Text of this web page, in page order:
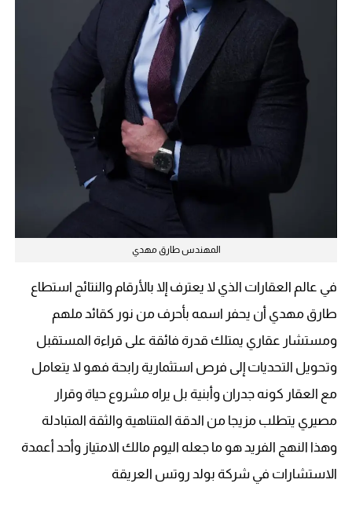
المهندس طارق مهدي
في عالم العقارات الذي لا يعترف إلا بالأرقام والنتائج استطاع
طارق مهدي أن يحفر اسمه بأحرف من نور كقائد ملهم
ومستشار عقاري يمتلك قدرة فائقة على قراءة المستقبل
وتحويل التحديات إلى فرص استثمارية رابحة فهو لا يتعامل
مع العقار كونه جدران وأبنية بل يراه مشروع حياة وقرار
مصيري يتطلب مزيجا من الدقة المتناهية والثقة المتبادلة
وهذا النهج الفريد هو ما جعله اليوم مالك الامتياز وأحد أعمدة
الاستشارات في شركة بولد روتس العريقة